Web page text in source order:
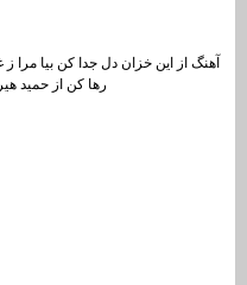
آهنگ از این خزان دل جدا کن بیا مرا ز غم
رها کن از حمید هیراد